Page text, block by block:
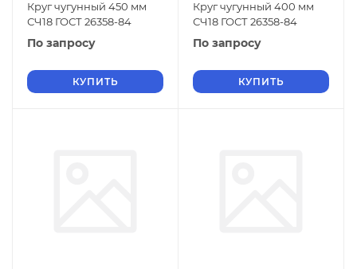
Круг чугунный 450 мм
СЧ18 ГОСТ 26358-84
По запросу
КУПИТЬ
Круг чугунный 400 мм
СЧ18 ГОСТ 26358-84
По запросу
КУПИТЬ